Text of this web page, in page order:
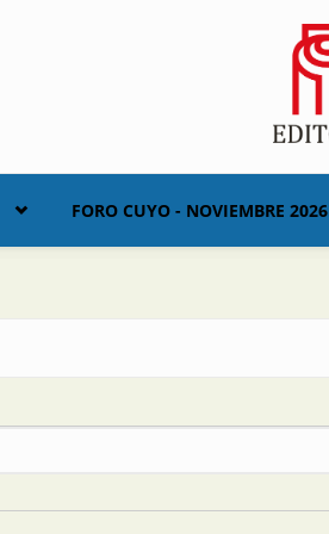
FORO CUYO - NOVIEMBRE 2026